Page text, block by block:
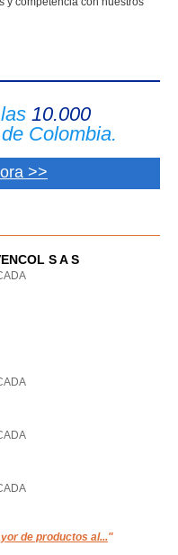
10.000
Colombia.
>>
S A S
de productos al..."